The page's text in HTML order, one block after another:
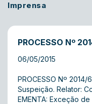
Imprensa
PROCESSO Nº
06/05/2015
PROCESSO Nº
Suspeição. Relator:
EMENTA: Exceção